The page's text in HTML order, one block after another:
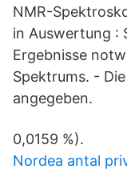
NMR-
in Auswertung :
Ergebnisse
Spektrums. -
angegeben.
0,0159 %).
Nordea antal